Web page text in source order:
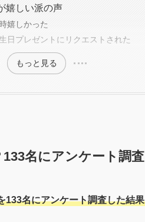
嬉しい派の声
嬉しかった
日プレゼントにリクエストされた
もっと見る
名にアンケート調査
133名にアンケート調査した結果